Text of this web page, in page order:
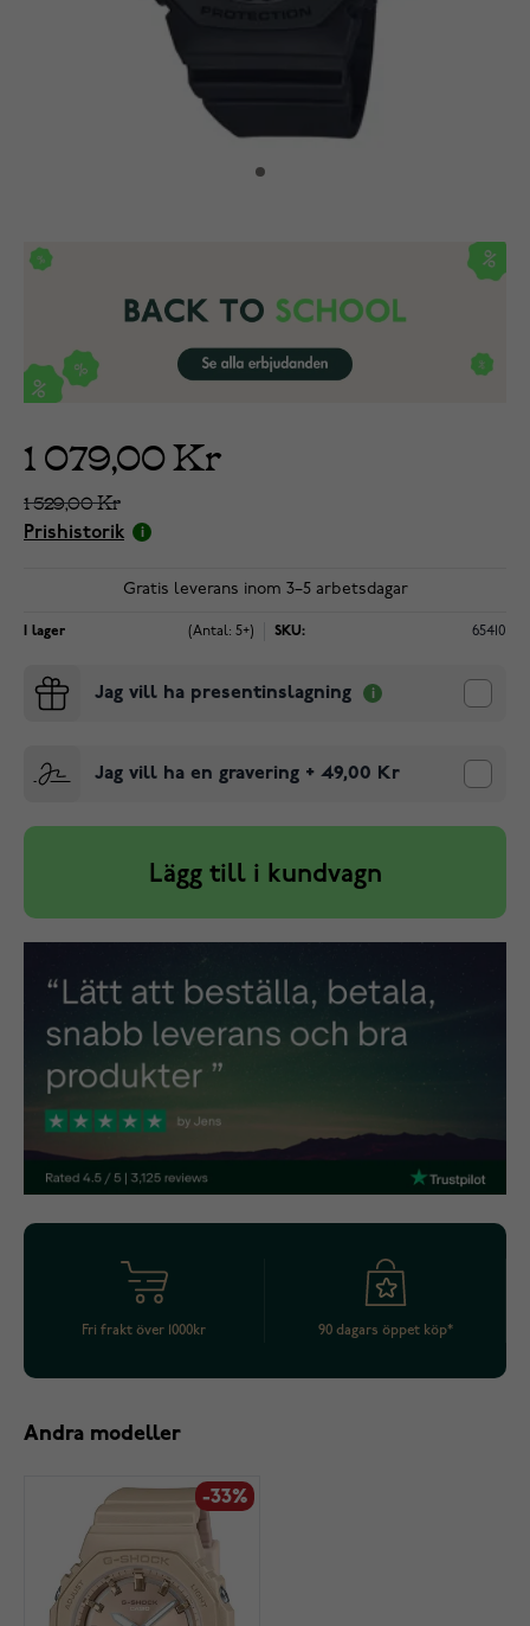
1 079,00 Kr
1 529,00 Kr
Prishistorik
Gratis leverans inom 3–5 arbetsdagar
I lager (Antal: 5+) SKU: 65410
Jag vill ha presentinslagning
Jag vill ha en gravering + 49,00 Kr
Lägg till i kundvagn
Fri frakt över 1000kr 90 dagars öppet köp*
Andra modeller
-33%